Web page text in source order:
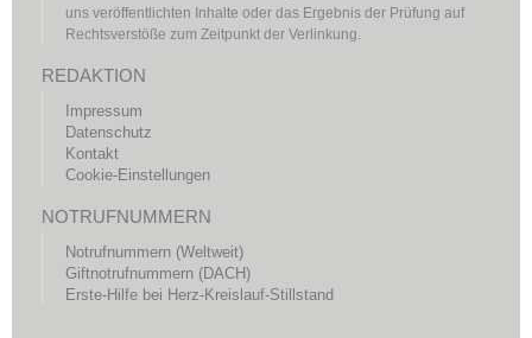
uns veröffentlichten Inhalte oder das Ergebnis der Prüfung auf
Rechtsverstöße zum Zeitpunkt der Verlinkung.
REDAKTION
Impressum
Datenschutz
Kontakt
Cookie-Einstellungen
NOTRUFNUMMERN
Notrufnummern (Weltweit)
Giftnotrufnummern (DACH)
Erste-Hilfe bei Herz-Kreislauf-Stillstand